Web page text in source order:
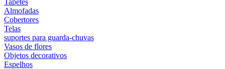
Tapetes
Almofadas
Cobertores
Telas
suportes para guarda-chuvas
Vasos de flores
Objetos decorativos
Espelhos